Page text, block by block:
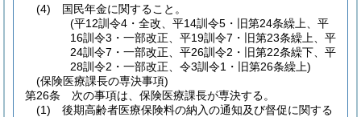
(4)
国民年金に関すること。
(平12訓令4・全改、平14訓令5・旧第24条繰上、平
16訓令3・一部改正、平19訓令7・旧第23条繰上、平
24訓令7・一部改正、平26訓令2・旧第22条繰下、平
28訓令2・一部改正、令3訓令1・旧第26条繰上)
(保険医療課長の専決事項)
第26条
次の事項は、保険医療課長が専決する。
(1)
後期高齢者医療保険料の納入の通知及び督促に関する